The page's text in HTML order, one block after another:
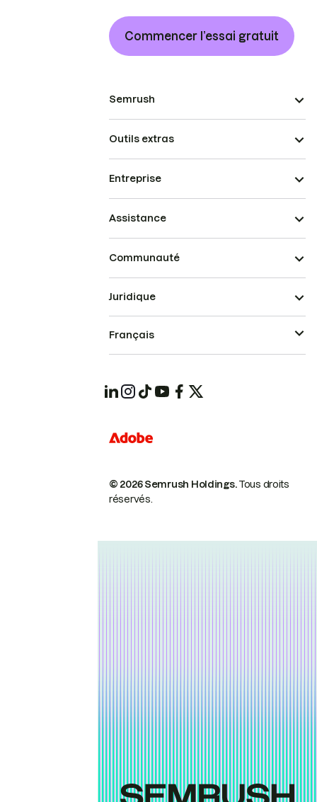
Commencer l’essai gratuit
Semrush
Outils extras
Entreprise
Assistance
Communauté
© 2026 Semrush Holdings.Tous droits
réservés.
Juridique
Français